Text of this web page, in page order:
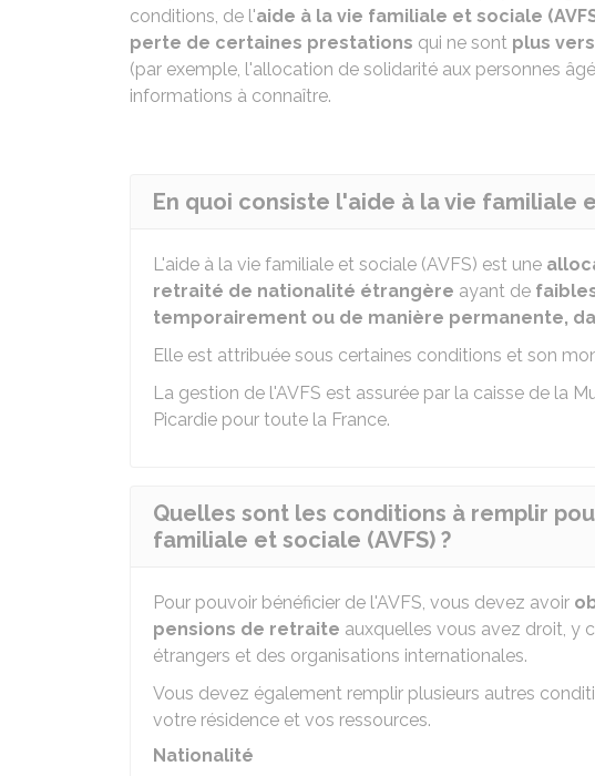
conditions, de l'aide à la vie familiale et sociale
perte de certaines prestations qui ne sont plus
(par exemple, l'allocation de solidarité aux personnes
informations à connaître.
En quoi consiste l'aide à la vie familiale
L'aide à la vie familiale et sociale (AVFS) est une
retraité de nationalité étrangère ayant de
temporairement ou de manière permanente,
Elle est attribuée sous certaines conditions et son
La gestion de l'AVFS est assurée par la caisse de la
Picardie pour toute la France.
Quelles sont les conditions à remplir
familiale et sociale (AVFS) ?
Pour pouvoir bénéficier de l'AVFS, vous devez avoir
pensions de retraite auxquelles vous avez droit, y
étrangers et des organisations internationales.
Vous devez également remplir plusieurs autres
votre résidence et vos ressources.
Nationalité